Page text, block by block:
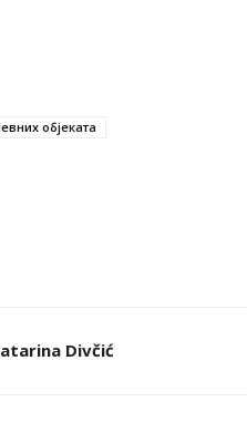
објеката
Divčić